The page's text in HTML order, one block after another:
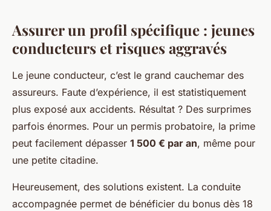
Assurer un profil spécifique : jeunes
conducteurs et risques aggravés
Le jeune conducteur, c’est le grand cauchemar des
assureurs. Faute d’expérience, il est statistiquement
plus exposé aux accidents. Résultat ? Des surprimes
parfois énormes. Pour un permis probatoire, la prime
peut facilement dépasser 1 500 € par an, même pour
une petite citadine.
Heureusement, des solutions existent. La conduite
accompagnée permet de bénéficier du bonus dès 18